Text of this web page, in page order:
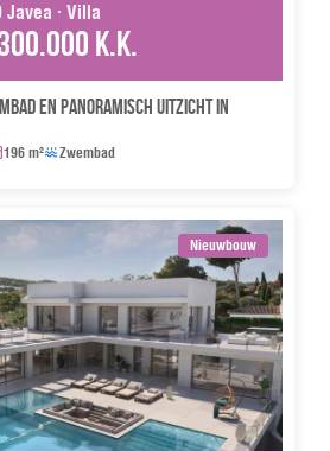
Javea · Villa
k.k.
en panoramisch uitzicht in
196 m² Zwembad
Nieuwbouw